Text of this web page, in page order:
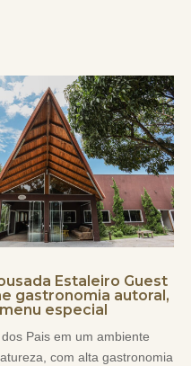
Estaleiro Guest
gastronomia autoral,
especial
Pais em um ambiente
com alta gastronomia